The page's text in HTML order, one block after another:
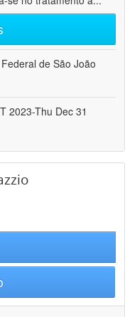
de São João
2023-Thu Dec 31